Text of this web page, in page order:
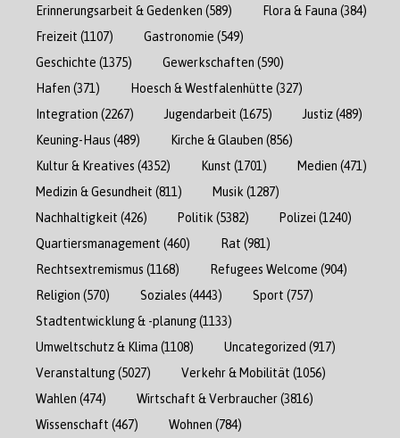
Erinnerungsarbeit & Gedenken (589) Flora & Fauna (384)
Freizeit (1107) Gastronomie (549)
Geschichte (1375) Gewerkschaften (590)
Hafen (371) Hoesch & Westfalenhütte (327)
Integration (2267) Jugendarbeit (1675) Justiz(489)
Keuning-Haus (489) Kirche & Glauben (856)
Kultur & Kreatives (4352) Kunst (1701) Medien (471)
Medizin & Gesundheit (811) Musik (1287)
Nachhaltigkeit (426) Politik (5382) Polizei (1240)
Quartiersmanagement (460) Rat (981)
Rechtsextremismus (1168) Refugees Welcome (904)
Religion (570) Soziales (4443) Sport (757)
Stadtentwicklung & -planung(1133)
Umweltschutz & Klima (1108) Uncategorized (917)
Veranstaltung(5027) Verkehr & Mobilität (1056)
Wahlen (474) Wirtschaft & Verbraucher(3816)
Wissenschaft (467) Wohnen (784)